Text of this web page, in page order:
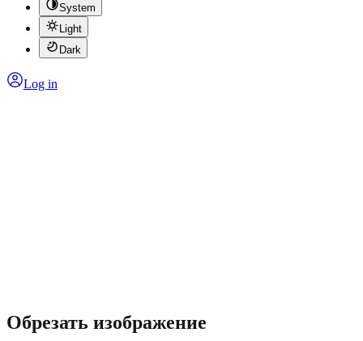
System
Light
Dark
Log in
Обрезать изображение